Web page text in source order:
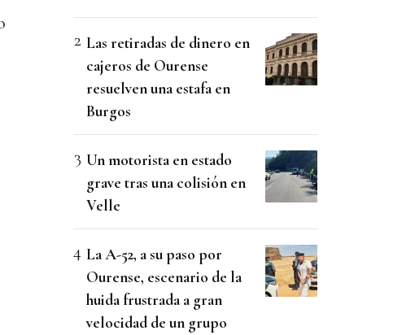
Las retiradas de dinero en
cajeros de Ourense
resuelven una estafa en
Burgos
Un motorista en estado
grave tras una colisión en
Velle
La A-52, a su paso por
Ourense, escenario de la
huida frustrada a gran
velocidad de un grupo